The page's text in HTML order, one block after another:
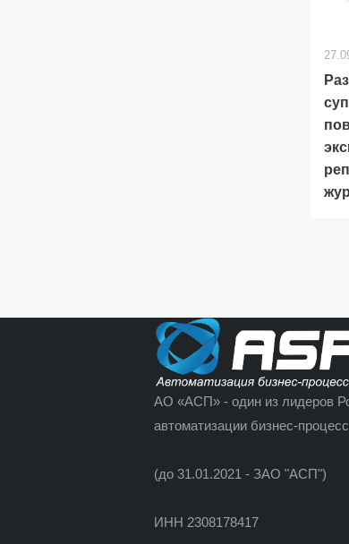
АО «АСП» - один из лидеров
автоматизации бизнес-
(до 31.01.2021 - ЗАО "АСП")
ИНН 2308178417